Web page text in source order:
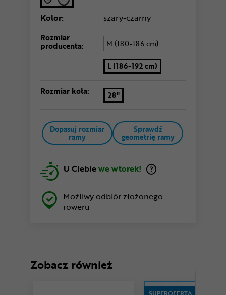
Kolor: szary-czarny
Rozmiar
producenta: M (180-186 cm)
L (186-192 cm)
Rozmiar koła: 28"
Dopasuj rozmiar
ramy
Sprawdź
geometrię ramy
U Ciebiewe wtorek!
Możliwy odbiór złożonego
roweru
Zobacz również
SUPEROFERTA